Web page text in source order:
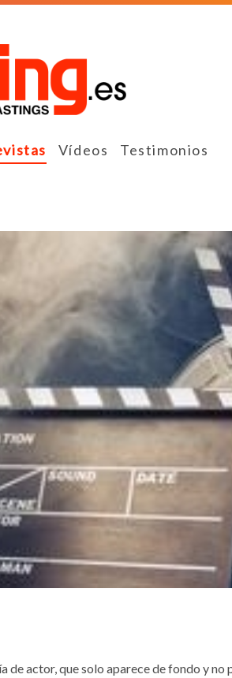
Vídeos Testimonios
actor, que solo aparece de fondo y